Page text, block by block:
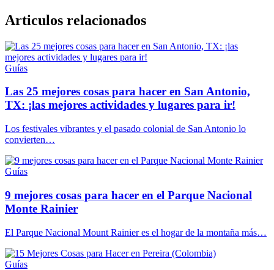
Articulos relacionados
Guías
Las 25 mejores cosas para hacer en San Antonio,
TX: ¡las mejores actividades y lugares para ir!
Los festivales vibrantes y el pasado colonial de San Antonio lo
convierten…
Guías
9 mejores cosas para hacer en el Parque Nacional
Monte Rainier
El Parque Nacional Mount Rainier es el hogar de la montaña más…
Guías